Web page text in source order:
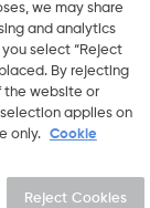
we may share
and analytics
select “Reject
By rejecting
the website or
applies on
only.
Cookie
Reject Cookies